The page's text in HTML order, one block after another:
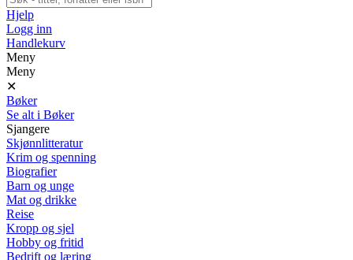
Hjelp
Logg inn
Handlekurv
Meny
Meny
✕
Bøker
Se alt i Bøker
Sjangere
Skjønnlitteratur
Krim og spenning
Biografier
Barn og unge
Mat og drikke
Reise
Kropp og sjel
Hobby og fritid
Bedrift og læring